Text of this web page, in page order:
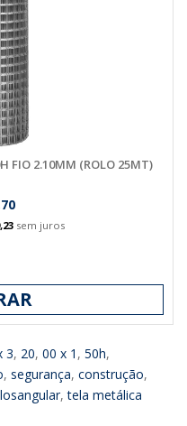
FIO 2.10MM (ROLO 25MT)
sem juros
3, 20, 00 x 1 , 50h,
, segurança, construção,
,tela metálica